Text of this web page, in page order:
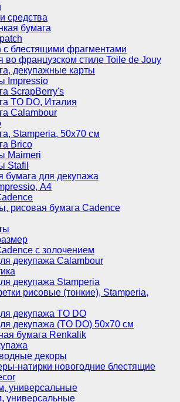
средства
бумага
с блестящими фрагментами
во французском стиле Toile de Jouy
декупажные карты
Impressio
ScrapBerry's
TO DO, Италия
Calambour
Stamperia, 50х70 см
Brico
Maimeri
Stafil
бумага для декупажа
А4
рисовая бумага Cadence
c золочением
декупажа Calambour
декупажа Stamperia
рисовые (тонкие), Stamperia,
декупажа TO DO
декупажа (TO DO) 50х70 см
бумага Renkalik
декоры
натирки новогодние блестящие
универсальные
универсальные